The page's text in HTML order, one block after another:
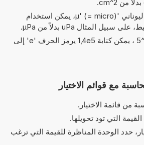
بدلاً من الحرف اليوناني 'µ' (= micro)، يمكن استخدام
بدلاً من 1,4 × 10^5 ، يمكن كتابة 1,4e5 يرمز الحرف 'e' إلى
مع قوائم الاختيار
من قائمة الاختيار.
التي تود تحويلها.
حدد الوحدة المناظرة للقيمة التي ترغب